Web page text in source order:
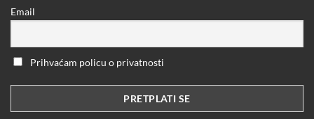
Email
Prihvaćam policu o privatnosti